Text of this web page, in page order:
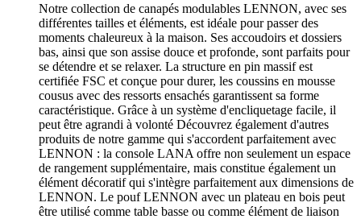
Notre collection de canapés modulables LENNON, avec ses
différentes tailles et éléments, est idéale pour passer des
moments chaleureux à la maison. Ses accoudoirs et dossiers
bas, ainsi que son assise douce et profonde, sont parfaits pour
se détendre et se relaxer. La structure en pin massif est
certifiée FSC et conçue pour durer, les coussins en mousse
cousus avec des ressorts ensachés garantissent sa forme
caractéristique. Grâce à un système d'encliquetage facile, il
peut être agrandi à volonté Découvrez également d'autres
produits de notre gamme qui s'accordent parfaitement avec
LENNON : la console LANA offre non seulement un espace
de rangement supplémentaire, mais constitue également un
élément décoratif qui s'intègre parfaitement aux dimensions de
LENNON. Le pouf LENNON avec un plateau en bois peut
être utilisé comme table basse ou comme élément de liaison